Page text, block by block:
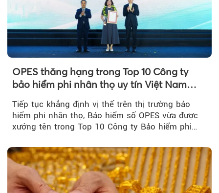
OPES thăng hạng trong Top 10 Công ty
bảo hiểm phi nhân thọ uy tín Việt Nam
Tiếp tục khẳng định vị thế trên thị trường bảo
hiểm phi nhân thọ, Bảo hiểm số OPES vừa được
xướng tên trong Top 10 Công ty Bảo hiểm phi